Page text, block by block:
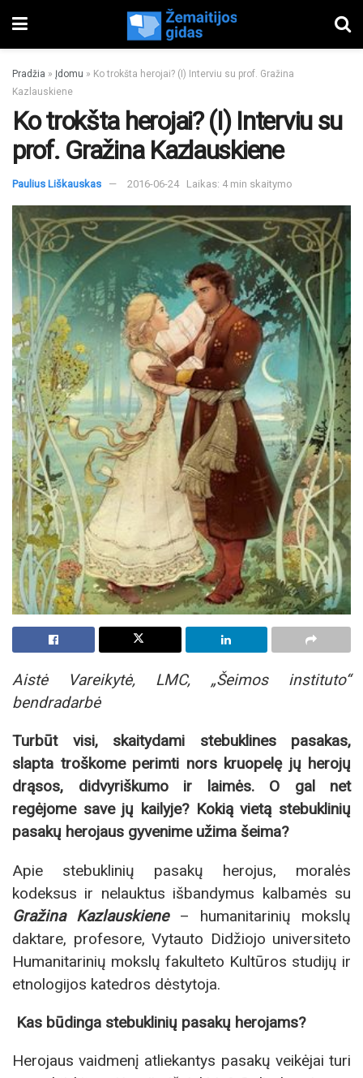
Pradžia » Įdomu » Ko trokšta herojai? (I) Interviu su prof. Gražina
Kazlauskiene
Ko trokšta herojai? (I) Interviu su
prof. Gražina Kazlauskiene
Paulius Liškauskas 2016-06-24 Laikas: 4 min skaitymo
Aistė Vareikytė, LMC, „Šeimos instituto“
bendradarbė
Turbūt visi, skaitydami stebuklines pasakas,
slapta troškome perimti nors kruopelę jų herojų
drąsos, didvyriškumo ir laimės. O gal net
regėjome save jų kailyje? Kokią vietą stebuklinių
pasakų herojaus gyvenime užima šeima?
Apie stebuklinių pasakų herojus, moralės
kodeksus ir nelauktus išbandymus kalbamės su
Gražina Kazlauskiene– humanitarinių mokslų
daktare, profesore, Vytauto Didžiojo universiteto
Humanitarinių mokslų fakulteto Kultūros studijų ir
etnologijos katedros dėstytoja.
Kas būdinga stebuklinių pasakų herojams?
Herojaus vaidmenį atliekantys pasakų veikėjai turi